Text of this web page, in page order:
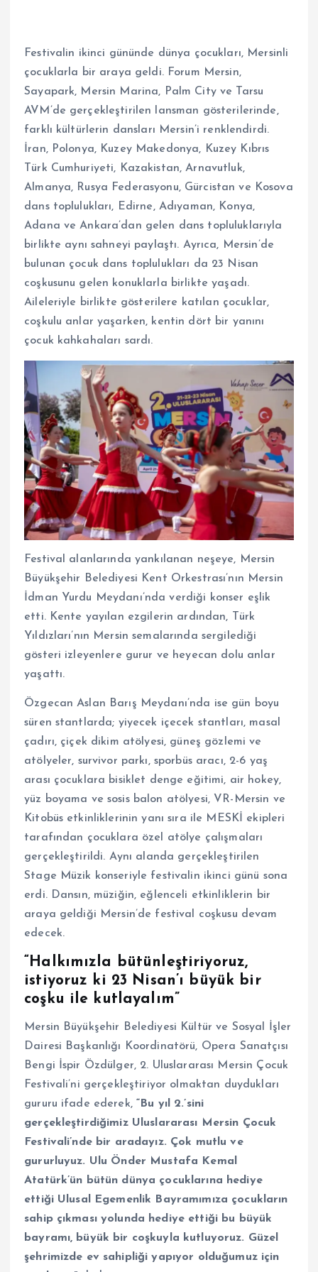
Festivalin ikinci gününde dünya çocukları, Mersinli
çocuklarla bir araya geldi. Forum Mersin,
Sayapark, Mersin Marina, Palm City ve Tarsu
AVM’de gerçekleştirilen lansman gösterilerinde,
farklı kültürlerin dansları Mersin’i renklendirdi.
İran, Polonya, Kuzey Makedonya, Kuzey Kıbrıs
Türk Cumhuriyeti, Kazakistan, Arnavutluk,
Almanya, Rusya Federasyonu, Gürcistan ve Kosova
dans toplulukları, Edirne, Adıyaman, Konya,
Adana ve Ankara’dan gelen dans topluluklarıyla
birlikte aynı sahneyi paylaştı. Ayrıca, Mersin’de
bulunan çocuk dans toplulukları da 23 Nisan
coşkusunu gelen konuklarla birlikte yaşadı.
Aileleriyle birlikte gösterilere katılan çocuklar,
coşkulu anlar yaşarken, kentin dört bir yanını
çocuk kahkahaları sardı.
Festival alanlarında yankılanan neşeye, Mersin
Büyükşehir Belediyesi Kent Orkestrası’nın Mersin
İdman Yurdu Meydanı’nda verdiği konser eşlik
etti. Kente yayılan ezgilerin ardından, Türk
Yıldızları’nın Mersin semalarında sergilediği
gösteri izleyenlere gurur ve heyecan dolu anlar
yaşattı.
Özgecan Aslan Barış Meydanı’nda ise gün boyu
süren stantlarda; yiyecek içecek stantları, masal
çadırı, çiçek dikim atölyesi, güneş gözlemi ve
atölyeler, survivor parkı, sporbüs aracı, 2-6 yaş
arası çocuklara bisiklet denge eğitimi, air hokey,
yüz boyama ve sosis balon atölyesi, VR-Mersin ve
Kitobüs etkinliklerinin yanı sıra ile MESKİ ekipleri
tarafından çocuklara özel atölye çalışmaları
gerçekleştirildi. Aynı alanda gerçekleştirilen
Stage Müzik konseriyle festivalin ikinci günü sona
erdi. Dansın, müziğin, eğlenceli etkinliklerin bir
araya geldiği Mersin’de festival coşkusu devam
edecek.
“Halkımızla bütünleştiriyoruz,
istiyoruz ki 23 Nisan’ı büyük bir
coşku ile kutlayalım”
Mersin Büyükşehir Belediyesi Kültür ve Sosyal İşler
Dairesi Başkanlığı Koordinatörü, Opera Sanatçısı
Bengi İspir Özdülger, 2. Uluslararası Mersin Çocuk
Festivali’ni gerçekleştiriyor olmaktan duydukları
gururu ifade ederek,“Bu yıl 2.’sini
gerçekleştirdiğimiz Uluslararası Mersin Çocuk
Festivali’nde bir aradayız. Çok mutlu ve
gururluyuz. Ulu Önder Mustafa Kemal
Atatürk’ün bütün dünya çocuklarına hediye
ettiği Ulusal Egemenlik Bayramımıza çocukların
sahip çıkması yolunda hediye ettiği bu büyük
bayramı, büyük bir coşkuyla kutluyoruz. Güzel
şehrimizde ev sahipliği yapıyor olduğumuz için